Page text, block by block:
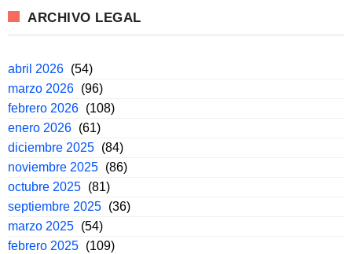
ARCHIVO LEGAL
abril 2026 (54)
marzo 2026 (96)
febrero 2026 (108)
enero 2026 (61)
diciembre 2025 (84)
noviembre 2025 (86)
octubre 2025 (81)
septiembre 2025 (36)
marzo 2025 (54)
febrero 2025 (109)